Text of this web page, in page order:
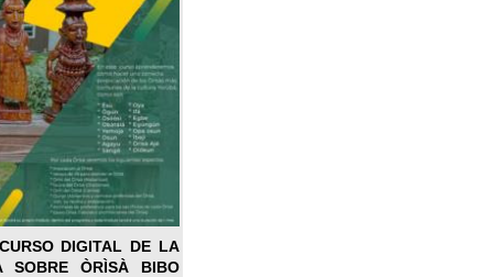
DIGITAL DE LA
SOBRE ÒRÌSÀ BIBO